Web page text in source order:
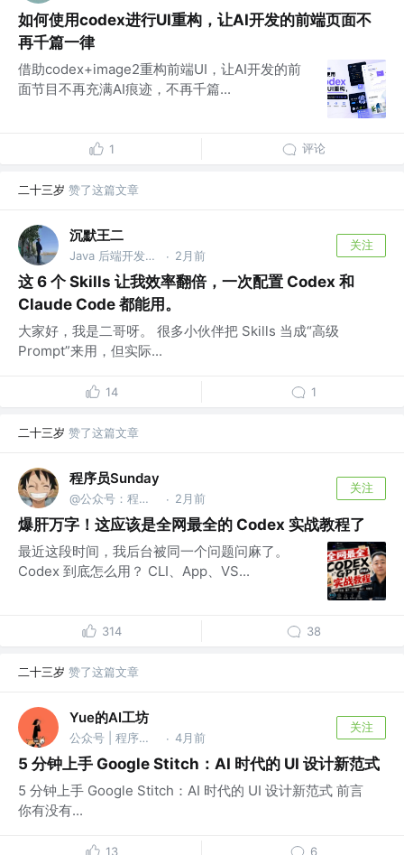
如何使用codex进行UI重构，让AI开发的前端页面不
再千篇一律
借助codex+image2重构前端UI，让AI开发的前
面节目不再充满AI痕迹，不再千篇...
1 评论
二十三岁 赞了这篇文章
沉默王二
Java 后端开发工程师 · 2月前
关注
这 6 个 Skills 让我效率翻倍，一次配置 Codex 和
Claude Code 都能用。
大家好，我是二哥呀。 很多小伙伴把 Skills 当成“高级
Prompt”来用，但实际...
14 1
二十三岁 赞了这篇文章
程序员Sunday
@公众号：程序员Sunday · 2月前
关注
爆肝万字！这应该是全网最全的 Codex 实战教程了
最近这段时间，我后台被同一个问题问麻了。
Codex 到底怎么用？ CLI、App、VS...
314 38
二十三岁 赞了这篇文章
Yue的AI工坊
公众号 | 程序猿的 AI 工坊 · 4月前
关注
5 分钟上手 Google Stitch：AI 时代的 UI 设计新范式
5 分钟上手 Google Stitch：AI 时代的 UI 设计新范式 前言
你有没有...
13 6